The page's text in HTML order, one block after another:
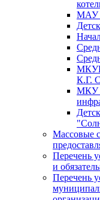
МАУ
К.Г.
МКУ
Массовые
Перечень
и
Перечень